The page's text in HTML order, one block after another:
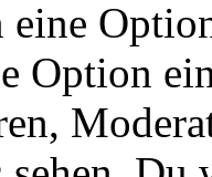
Option